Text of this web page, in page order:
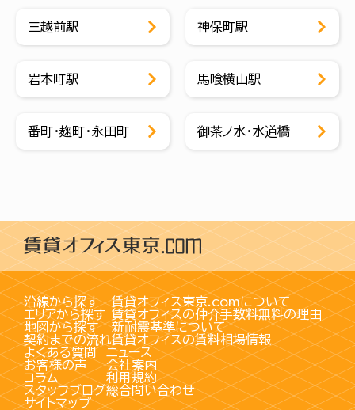
三越前駅 神保町駅
岩本町駅 馬喰横山駅
番町・麹町・永田町 御茶ノ水・水道橋
沿線から探す
エリアから探す
地図から探す
契約までの流れ
賃貸オフィス東京.comについて
賃貸オフィスの仲介手数料無料の理由
新耐震基準について
賃貸オフィスの賃料相場情報
よくある質問
お客様の声
コラム
スタッフブログ
サイトマップ
ニュース
会社案内
利用規約
総合問い合わせ